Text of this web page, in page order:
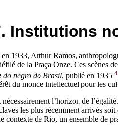
Institutions
1933, Arthur Ramos,
de la Praça Onze. Ces scènes
do negro do Brasil, publié en 1935
du monde intellectuel pour les
l’horizon de
les plus récemment arrivés
contexte de Rio, un ensemble de